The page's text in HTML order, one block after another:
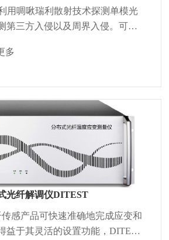
用啁啾瑞利散射技术探测单模光
第三方入侵以及周界入侵。可以
条件下获得高空间分辨率的精...
多
光纤解调仪DITEST
感产品可快速准确地完成应变和
益于其灵活的设置功能，DITEST